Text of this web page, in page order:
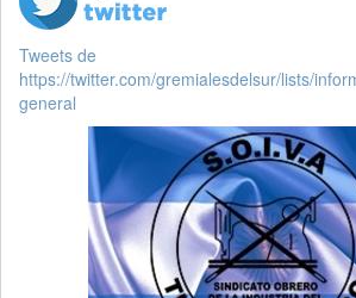
Tweets de
https://twitter.com/gremialesdelsur/lists/
general